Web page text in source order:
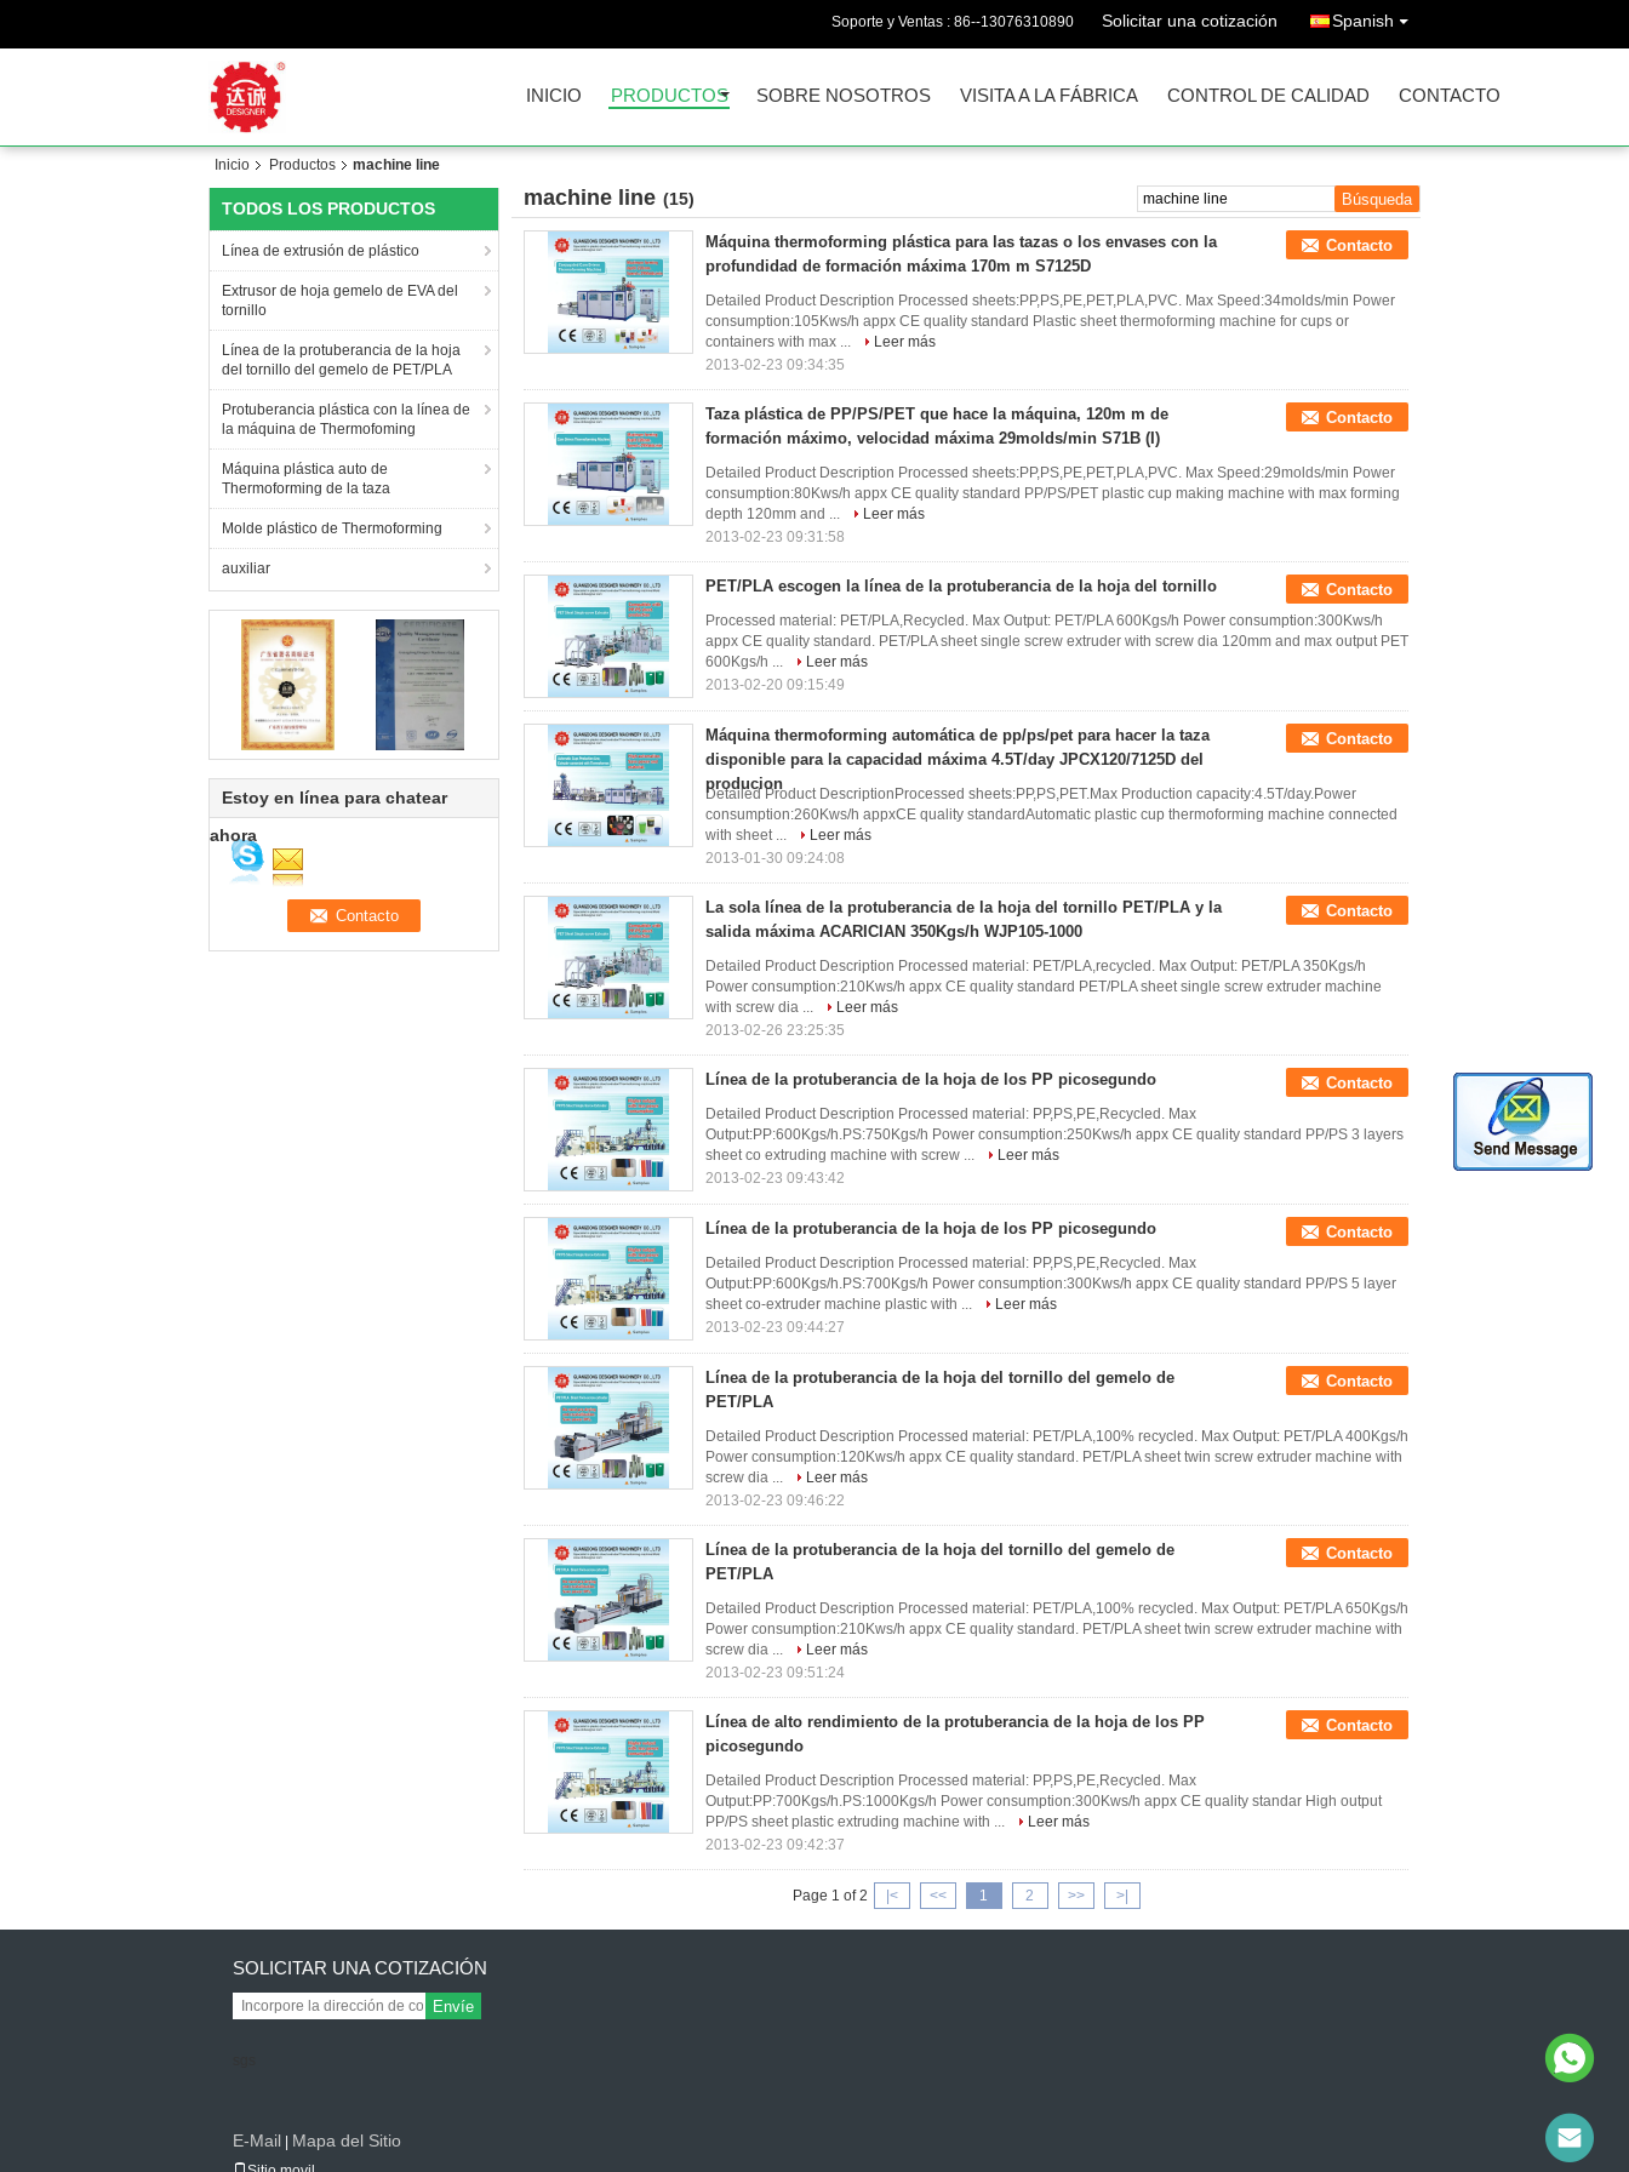
Soporte y Ventas : 86--13076310890 Solicitar una cotización Spanish
INICIO PRODUCTOS SOBRE NOSOTROS VISITA A LA FÁBRICA CONTROL DE CALIDAD CONTACTO
Inicio Productos machine line
TODOS LOS PRODUCTOS
Línea de extrusión de plástico
Extrusor de hoja gemelo de EVA del
tornillo
Línea de la protuberancia de la hoja
del tornillo del gemelo de PET/PLA
Protuberancia plástica con la línea de
la máquina de Thermofoming
Máquina plástica auto de
Thermoforming de la taza
Molde plástico de Thermoforming
auxiliar
Estoy en línea para chatear
ahora
machine line (15)
Máquina thermoforming plástica para las tazas o los envases con la
profundidad de formación máxima 170m m S7125D
Contacto
Detailed Product Description Processed sheets:PP,PS,PE,PET,PLA,PVC. Max Speed:34molds/min Power
consumption:105Kws/h appx CE quality standard Plastic sheet thermoforming machine for cups or
containers with max ...
Leer más
2013-02-23 09:34:35
Taza plástica de PP/PS/PET que hace la máquina, 120m m de
formación máximo, velocidad máxima 29molds/min S71B (I)
Contacto
Detailed Product Description Processed sheets:PP,PS,PE,PET,PLA,PVC. Max Speed:29molds/min Power
consumption:80Kws/h appx CE quality standard PP/PS/PET plastic cup making machine with max forming
depth 120mm and ...
Leer más
2013-02-23 09:31:58
PET/PLA escogen la línea de la protuberancia de la hoja del tornillo Contacto
Processed material: PET/PLA,Recycled. Max Output: PET/PLA 600Kgs/h Power consumption:300Kws/h
appx CE quality standard. PET/PLA sheet single screw extruder with screw dia 120mm and max output PET
600Kgs/h ...
Leer más
2013-02-20 09:15:49
Máquina thermoforming automática de pp/ps/pet para hacer la taza
disponible para la capacidad máxima 4.5T/day JPCX120/7125D del
producion
Contacto
Detailed Product DescriptionProcessed sheets:PP,PS,PET.Max Production capacity:4.5T/day.Power
consumption:260Kws/h appxCE quality standardAutomatic plastic cup thermoforming machine connected
with sheet ...
Leer más
2013-01-30 09:24:08
La sola línea de la protuberancia de la hoja del tornillo PET/PLA y la
salida máxima ACARICIAN 350Kgs/h WJP105-1000
Contacto
Detailed Product Description Processed material: PET/PLA,recycled. Max Output: PET/PLA 350Kgs/h
Power consumption:210Kws/h appx CE quality standard PET/PLA sheet single screw extruder machine
with screw dia ...
Leer más
2013-02-26 23:25:35
Línea de la protuberancia de la hoja de los PP picosegundo Contacto
Detailed Product Description Processed material: PP,PS,PE,Recycled. Max
Output:PP:600Kgs/h.PS:750Kgs/h Power consumption:250Kws/h appx CE quality standard PP/PS 3 layers
sheet co extruding machine with screw ...
Leer más
2013-02-23 09:43:42
Línea de la protuberancia de la hoja de los PP picosegundo Contacto
Detailed Product Description Processed material: PP,PS,PE,Recycled. Max
Output:PP:600Kgs/h.PS:700Kgs/h Power consumption:300Kws/h appx CE quality standard PP/PS 5 layer
sheet co-extruder machine plastic with ...
Leer más
2013-02-23 09:44:27
Línea de la protuberancia de la hoja del tornillo del gemelo de
PET/PLA
Contacto
Detailed Product Description Processed material: PET/PLA,100% recycled. Max Output: PET/PLA 400Kgs/h
Power consumption:120Kws/h appx CE quality standard. PET/PLA sheet twin screw extruder machine with
screw dia ...
Leer más
2013-02-23 09:46:22
Línea de la protuberancia de la hoja del tornillo del gemelo de
PET/PLA
Contacto
Detailed Product Description Processed material: PET/PLA,100% recycled. Max Output: PET/PLA 650Kgs/h
Power consumption:210Kws/h appx CE quality standard. PET/PLA sheet twin screw extruder machine with
screw dia ...
Leer más
2013-02-23 09:51:24
Línea de alto rendimiento de la protuberancia de la hoja de los PP
picosegundo
Contacto
Detailed Product Description Processed material: PP,PS,PE,Recycled. Max
Output:PP:700Kgs/h.PS:1000Kgs/h Power consumption:300Kws/h appx CE quality standar High output
PP/PS sheet plastic extruding machine with ...
Leer más
2013-02-23 09:42:37
Page 1 of 2 |< << 1 2 >> >|
SOLICITAR UNA COTIZACIÓN
Envíe
E-Mail Mapa del Sitio